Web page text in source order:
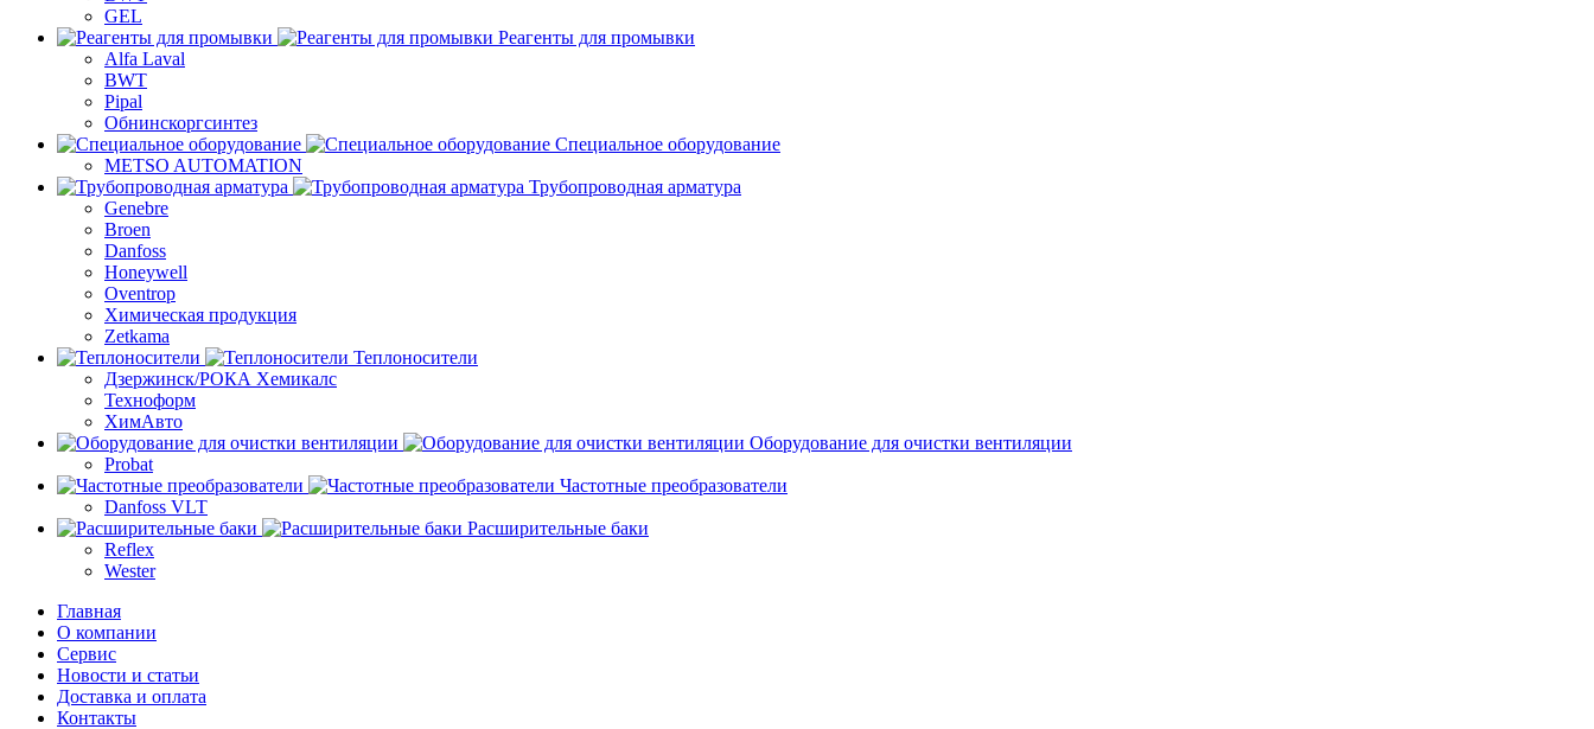
GEL
Реагенты для промывки
Alfa Laval
BWT
Pipal
Обнинскоргсинтез
Специальное оборудование
METSO AUTOMATION
Трубопроводная арматура
Genebre
Broen
Danfoss
Honeywell
Oventrop
Химическая продукция
Zetkama
Теплоносители
Дзержинск/РОКА Хемикалс
Техноформ
ХимАвто
Оборудование для очистки вентиляции
Probat
Частотные преобразователи
Danfoss VLT
Расширительные баки
Reflex
Wester
Главная
О компании
Сервис
Новости и статьи
Доставка и оплата
Контакты